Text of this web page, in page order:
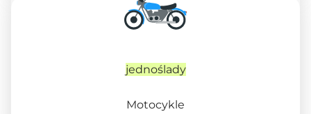
jednoślady
Motocykle